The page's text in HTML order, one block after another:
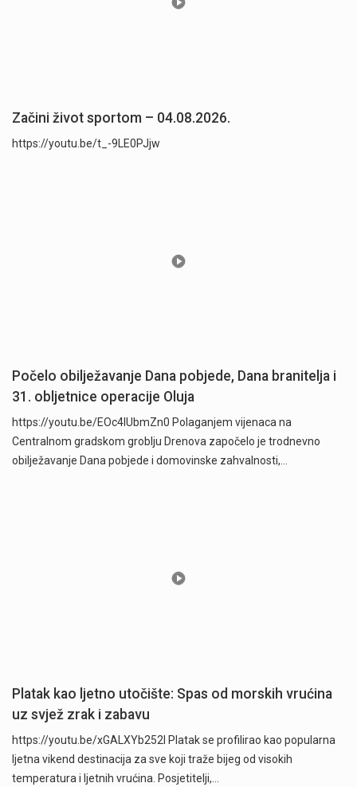
Začini život sportom – 04.08.2026.
https://youtu.be/t_-9LE0PJjw
Počelo obilježavanje Dana pobjede, Dana branitelja i
31. obljetnice operacije Oluja
https://youtu.be/EOc4IUbmZn0 Polaganjem vijenaca na
Centralnom gradskom groblju Drenova započelo je trodnevno
obilježavanje Dana pobjede i domovinske zahvalnosti,…
Platak kao ljetno utočište: Spas od morskih vrućina
uz svjež zrak i zabavu
https://youtu.be/xGALXYb252I Platak se profilirao kao popularna
ljetna vikend destinacija za sve koji traže bijeg od visokih
temperatura i ljetnih vrućina. Posjetitelji,…